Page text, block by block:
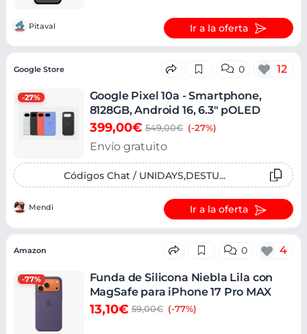
Pitaval Ir a la oferta
-27%
Google Store 0 12
Google Pixel 10a - Smartphone,
8128GB, Android 16, 6.3" pOLED
399,00€ 549,00€ (-27%)
Envío gratuito
Códigos Chat / UNIDAYS,DESTU...
Mendi Ir a la oferta
-77%
Amazon 0 4
Funda de Silicona Niebla Lila con
MagSafe para iPhone 17 Pro MAX
13,10€ 59,00€ (-77%)